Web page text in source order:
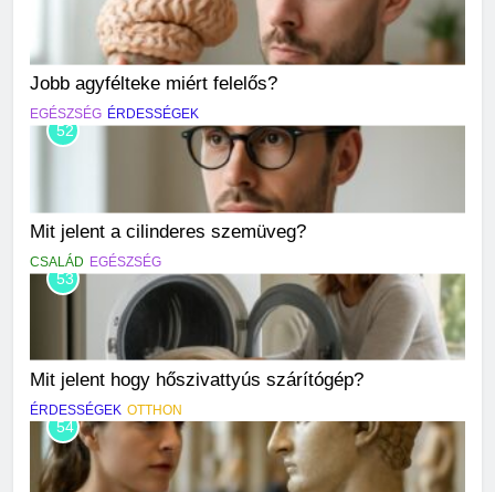
Jobb agyfélteke miért felelős?
EGÉSZSÉG ÉRDESSÉGEK
52
Mit jelent a cilinderes szemüveg?
CSALÁD EGÉSZSÉG
53
Mit jelent hogy hőszivattyús szárítógép?
ÉRDESSÉGEK OTTHON
54